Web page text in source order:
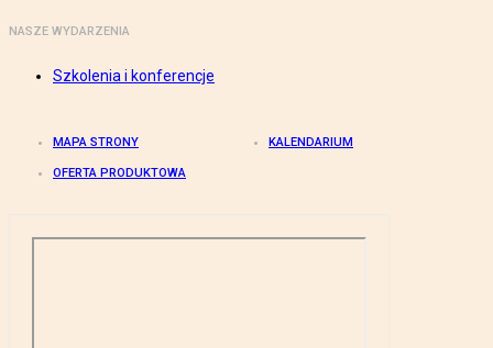
NASZE WYDARZENIA
Szkolenia i konferencje
MAPA STRONY KALENDARIUM
OFERTA PRODUKTOWA